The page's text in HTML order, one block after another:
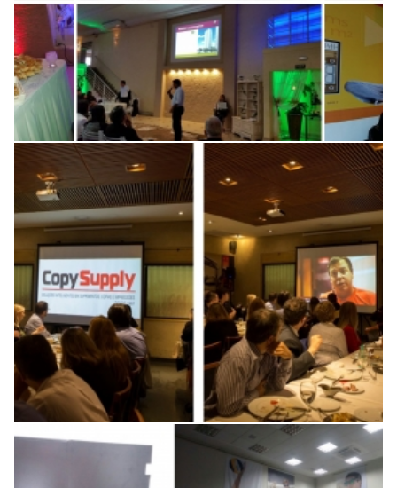
Jantar de relacionamento e
negócios Copy Supply
Convenção Oakley